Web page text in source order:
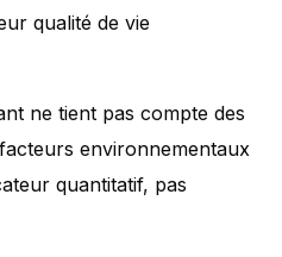
qualité de vie
ne tient pas compte des
environnementaux
quantitatif, pas